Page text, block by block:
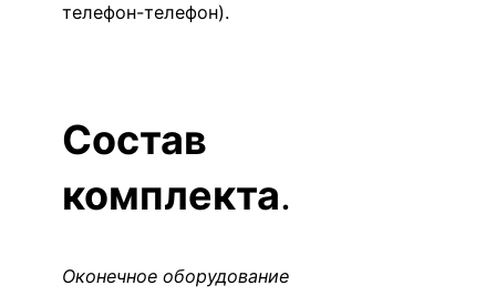
телефон-телефон).
Состав
комплекта.
Оконечное оборудование